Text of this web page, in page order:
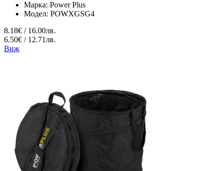
Марка: Power Plus
Модел: POWXGSG4
8.18€ / 16.00лв.
6.50€ / 12.71лв.
Виж